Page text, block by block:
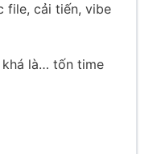
file, cải tiến, vibe
khá là… tốn time